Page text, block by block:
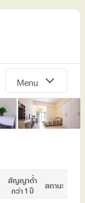
Menu
สัญญาต่ำ
กว่า 1 ปี
สถานะ